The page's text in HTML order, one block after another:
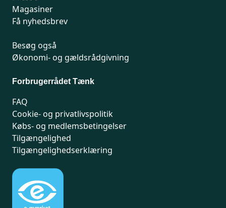
Magasiner
Få nyhedsbrev
Besøg også
Økonomi- og gældsrådgivning
Forbrugerrådet Tænk
FAQ
Cookie- og privatlivspolitik
Købs- og medlemsbetingelser
Tilgængelighed
Tilgængelighedserklæring